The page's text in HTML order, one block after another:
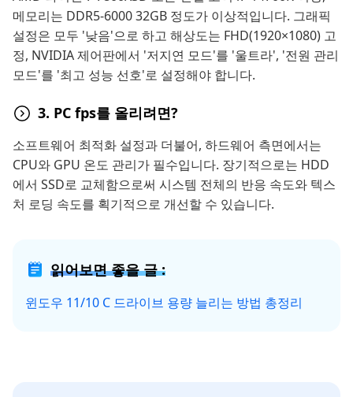
메모리는 DDR5-6000 32GB 정도가 이상적입니다. 그래픽
설정은 모두 '낮음'으로 하고 해상도는 FHD(1920×1080) 고
정, NVIDIA 제어판에서 '저지연 모드'를 '울트라', '전원 관리
모드'를 '최고 성능 선호'로 설정해야 합니다.
3. PC fps를 올리려면?
소프트웨어 최적화 설정과 더불어, 하드웨어 측면에서는
CPU와 GPU 온도 관리가 필수입니다. 장기적으로는 HDD
에서 SSD로 교체함으로써 시스템 전체의 반응 속도와 텍스
처 로딩 속도를 획기적으로 개선할 수 있습니다.
읽어보면 좋을 글 :
윈도우 11/10 C 드라이브 용량 늘리는 방법 총정리